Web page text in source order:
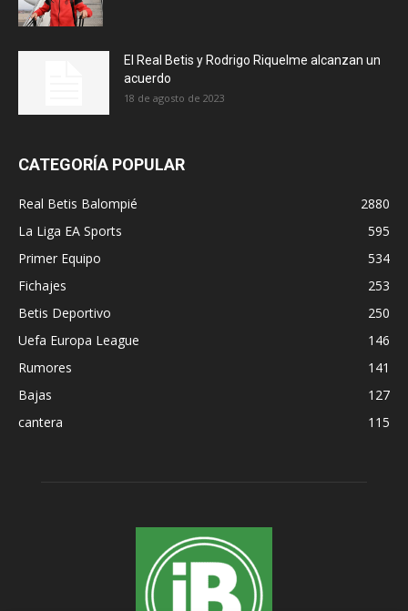
El Real Betis y Rodrigo Riquelme alcanzan un
acuerdo
18 de agosto de 2023
CATEGORÍA POPULAR
Real Betis Balompié
2880
La Liga EA Sports
595
Primer Equipo
534
Fichajes
253
Betis Deportivo
250
Uefa Europa League
146
Rumores
141
Bajas
127
cantera
115